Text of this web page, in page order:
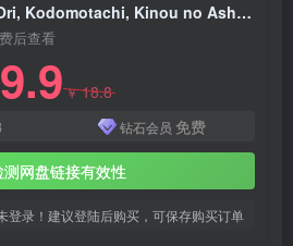
yeti let you notice – Ori, Kodomotachi, Kinou no Ashita. 檻、子供達、昨日の明日。[2025.12.17] [24Bit/48kHz] [Hi-Res Flac 298MB]
后查看
9.9￥18.8
钻石会员 免费
测网盘链接有效性
登录！建议登陆后购买，可保存购买订单